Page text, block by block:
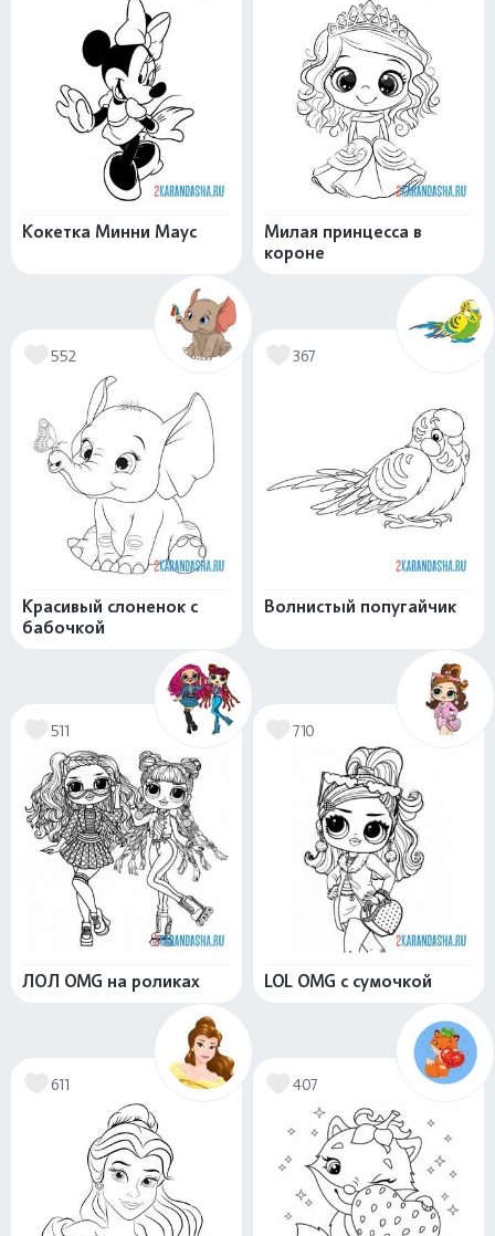
Кокетка Минни Маус
Милая принцесса в
короне
552
Красивый слоненок с
бабочкой
367
Волнистый попугайчик
511
ЛОЛ OMG на роликах
710
LOL OMG с сумочкой
611 407